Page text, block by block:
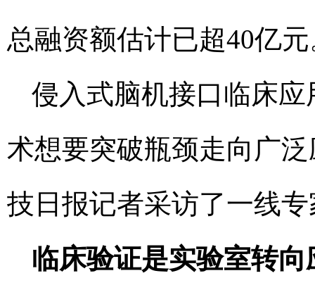
总融资额估计已超40亿
侵入式脑机接口临床
术想要突破瓶颈走向广
技日报记者采访了一线
临床验证是实验室转